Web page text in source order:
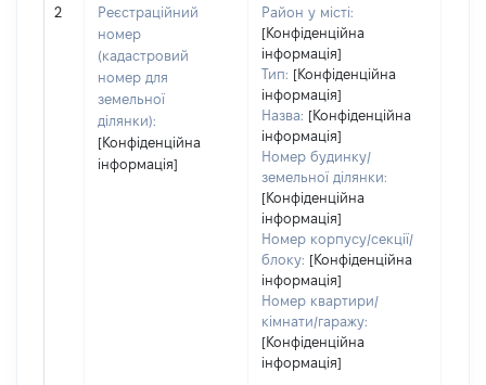
2
Реєстраційний
номер
(кадастровий
номер для
земельної
ділянки):
[Конфіденційна
інформація]
Район у місті:
[Конфіденційна
інформація]
Тип: [Конфіденційна
інформація]
Назва: [Конфіденційна
інформація]
Номер будинку/
земельної ділянки:
[Конфіденційна
інформація]
Номер корпусу/секції/
блоку: [Конфіденційна
інформація]
Номер квартири/
кімнати/гаражу:
[Конфіденційна
інформація]